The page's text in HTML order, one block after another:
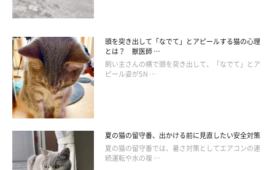
頭を突き出して「なでて」とアピールする猫の心理
とは？ 獣医師 …
飼い主さんの横で頭を突き出して、「なでて」とア
ピール姿がSN …
夏の猫の留守番、出かける前に見直したい安全対策
夏の猫の留守番では、暑さ対策としてエアコンの連
続運転や水の複 …